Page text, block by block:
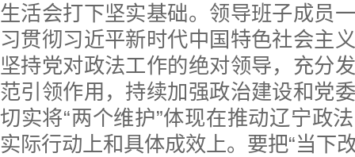
生活会打下坚实基础。领导班子成员
习贯彻习近平新时代中国特色社会主
坚持党对政法工作的绝对领导，充分
范引领作用，持续加强政治建设和党
切实将“两个维护”体现在推动辽宁政
实际行动上和具体成效上。要把“当下